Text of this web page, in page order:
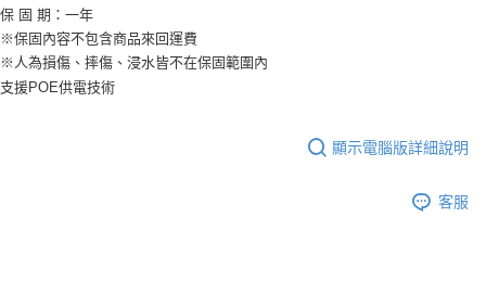
保 固 期：一年
※保固內容不包含商品來回運費
※人為損傷、摔傷、浸水皆不在保固範圍內
支援POE供電技術
顯示電腦版詳細說明
客服